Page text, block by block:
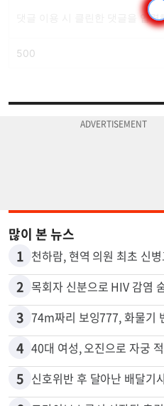
많이 본 뉴스
1
2 목회자 신분으로 HIV 감염
3
4 40대 여성, 오진으로 자궁
5